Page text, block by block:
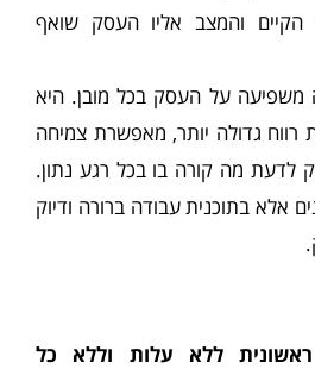
והמצב אליו העסק שואף
משפיעה על העסק בכל מובן. היא
גדולה יותר, מאפשרת צמיחה
לדעת מה קורה בו בכל רגע נתון.
אלא בתוכנית עבודה ברורה ודיוק
ללא עלות וללא כל